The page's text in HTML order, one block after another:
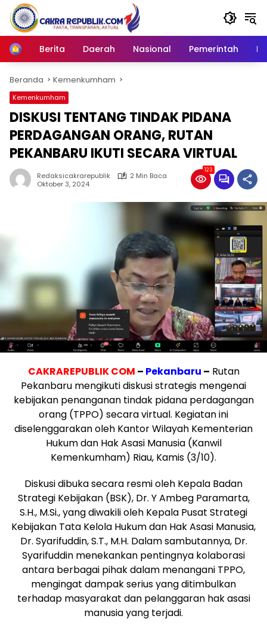
Langsung
konten
Home
Berita Daerah Nasional Pemerintah
Beranda Kemenkumham
Kemenkumham
DISKUSI TENTANG TINDAK PIDANA
PERDAGANGAN ORANG, RUTAN
PEKANBARU IKUTI SECARA VIRTUAL
Redaksicakrarepublik
2 Min Baca
Oktober 3, 2024
123
CAKRAREPUBLIK COM – Pekanbaru – Rutan
Pekanbaru mengikuti diskusi strategis mengenai
kebijakan penanganan tindak pidana perdagangan
orang (TPPO) secara virtual. Kegiatan ini
diselenggarakan oleh Kantor Wilayah Kementerian
Hukum dan Hak Asasi Manusia (Kanwil
Kemenkumham) Riau, Kamis (3/10).
Diskusi dibuka secara resmi oleh Kepala Badan
Strategi Kebijakan (BSK), Dr. Y Ambeg Paramarta,
S.H., M.Si., yang diwakili oleh Kepala Pusat Strategi
Kebijakan Tata Kelola Hukum dan Hak Asasi Manusia,
Dr. Syarifuddin, S.T., M.H. Dalam sambutannya, Dr.
Syarifuddin menekankan pentingnya kolaborasi
antara berbagai pihak dalam menangani TPPO,
mengingat dampak serius yang ditimbulkan
terhadap masyarakat dan pelanggaran hak asasi
manusia yang terjadi.